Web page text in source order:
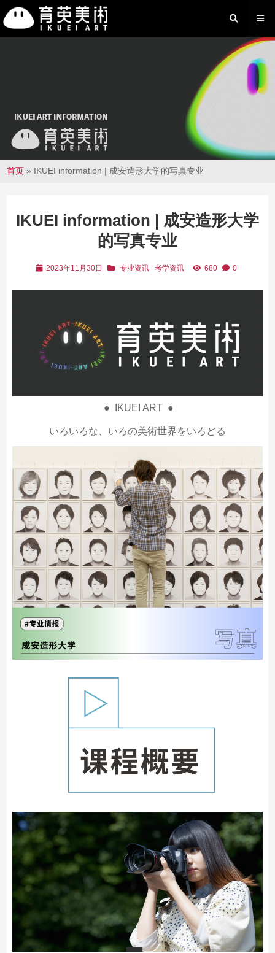
首页 » IKUEI information | 成安造形大学的写真专业
IKUEI information | 成安造形大学
的写真专业
2023年11月30日 专业资讯 考学资讯 680 0
● IKUEI ART ●
いろいろな、いろの美術世界をいろどる